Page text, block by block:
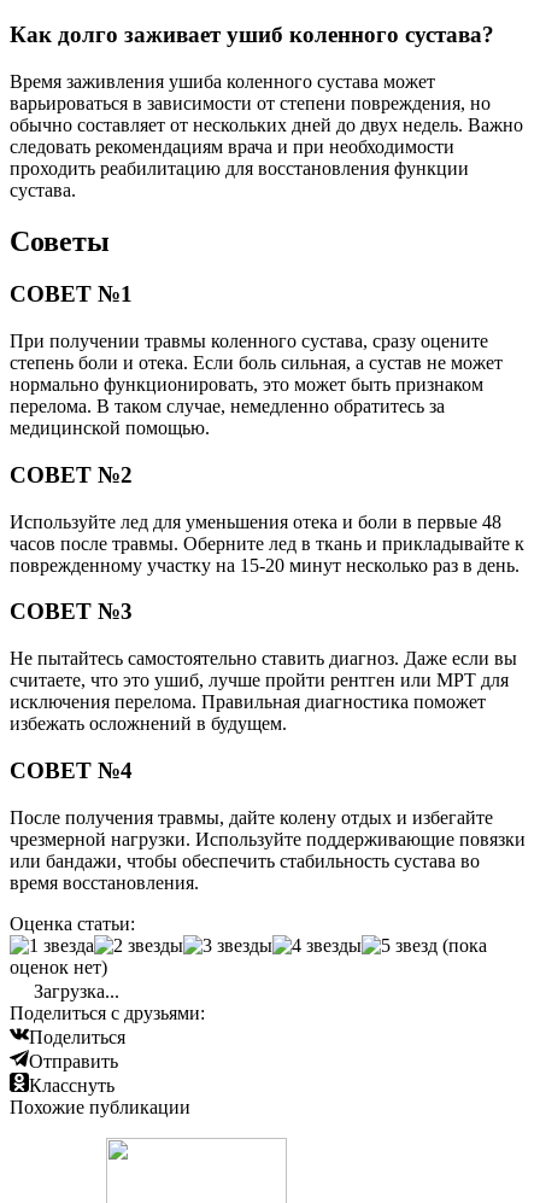
Как долго заживает ушиб коленного сустава?
Время заживления ушиба коленного сустава может
варьироваться в зависимости от степени повреждения, но
обычно составляет от нескольких дней до двух недель. Важно
следовать рекомендациям врача и при необходимости
проходить реабилитацию для восстановления функции
сустава.
Советы
СОВЕТ №1
При получении травмы коленного сустава, сразу оцените
степень боли и отека. Если боль сильная, а сустав не может
нормально функционировать, это может быть признаком
перелома. В таком случае, немедленно обратитесь за
медицинской помощью.
СОВЕТ №2
Используйте лед для уменьшения отека и боли в первые 48
часов после травмы. Оберните лед в ткань и прикладывайте к
поврежденному участку на 15-20 минут несколько раз в день.
СОВЕТ №3
Не пытайтесь самостоятельно ставить диагноз. Даже если вы
считаете, что это ушиб, лучше пройти рентген или МРТ для
исключения перелома. Правильная диагностика поможет
избежать осложнений в будущем.
СОВЕТ №4
После получения травмы, дайте колену отдых и избегайте
чрезмерной нагрузки. Используйте поддерживающие повязки
или бандажи, чтобы обеспечить стабильность сустава во
время восстановления.
Оценка статьи:
(пока
оценок нет)
Загрузка...
Поделиться с друзьями:
Поделиться
Отправить
Класснуть
Похожие публикации